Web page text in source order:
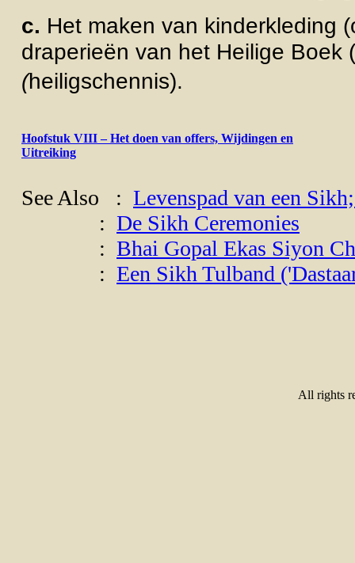
c. Het maken van kinderkleding
draperieën van het Heilige Boek (
(heiligschennis).
Hoofstuk VIII – Het doen van offers, Wijdingen en
Uitreiking
See Also : Levenspad van een
: De Sikh Ceremonies
: Bhai Gopal Ekas Siyon
: Een Sikh Tulband
All rights